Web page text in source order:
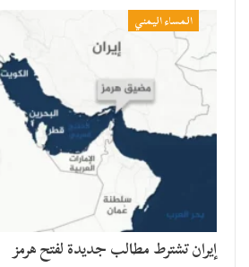
المساء اليمني
إيران تشترط مطالب جديدة لفتح هرمز